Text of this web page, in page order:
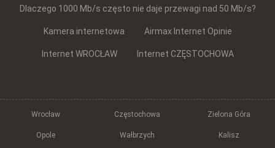
Dlaczego 1000 Mb/s często nie daje przewagi nad 50 Mb/s?
Kamera internetowa Airmax Internet Opinie
Internet WROCŁAW Internet CZĘSTOCHOWA
Wrocław Częstochowa Zielona Góra
Opole Wałbrzych Kalisz